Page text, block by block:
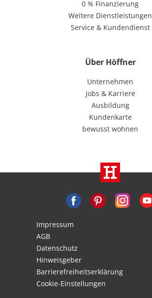
0 % Finanzierung
Weitere Dienstleistungen
Service & Kundendienst
Über Höffner
Unternehmen
Jobs & Karriere
Ausbildung
Kundenkarte
bewusst wohnen
Impressum
AGB
Datenschutz
Hinweisgeber
Barrierefreiheitserklärung
Cookie-Einstellungen